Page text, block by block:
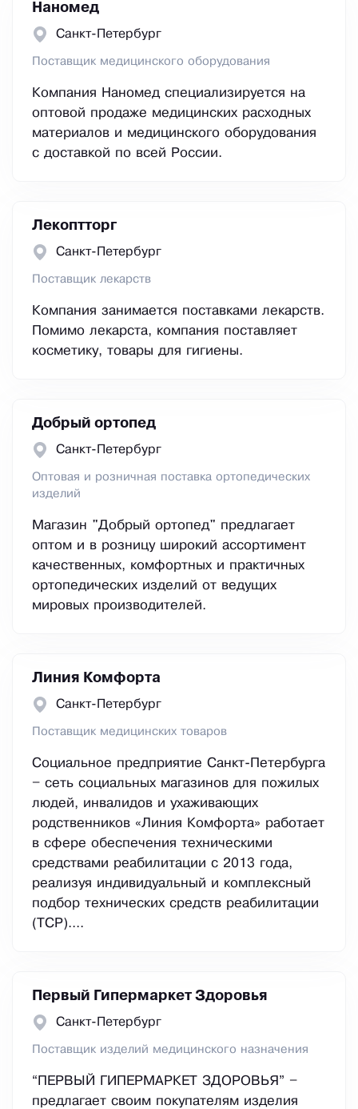
Наномед
Санкт-Петербург
Поставщик медицинского оборудования
Компания Наномед специализируется на
оптовой продаже медицинских расходных
материалов и медицинского оборудования
с доставкой по всей России.
Лекоптторг
Санкт-Петербург
Поставщик лекарств
Компания занимается поставками лекарств.
Помимо лекарста, компания поставляет
косметику, товары для гигиены.
Добрый ортопед
Санкт-Петербург
Оптовая и розничная поставка ортопедических
изделий
Магазин "Добрый ортопед" предлагает
оптом и в розницу широкий ассортимент
качественных, комфортных и практичных
ортопедических изделий от ведущих
мировых производителей.
Линия Комфорта
Санкт-Петербург
Поставщик медицинских товаров
Социальное предприятие Санкт-Петербурга
– сеть социальных магазинов для пожилых
людей, инвалидов и ухаживающих
родственников «Линия Комфорта» работает
в сфере обеспечения техническими
средствами реабилитации с 2013 года,
реализуя индивидуальный и комплексный
подбор технических средств реабилитации
(ТСР)....
Первый Гипермаркет Здоровья
Санкт-Петербург
Поставщик изделий медицинского назначения
“ПЕРВЫЙ ГИПЕРМАРКЕТ ЗДОРОВЬЯ” –
предлагает своим покупателям изделия